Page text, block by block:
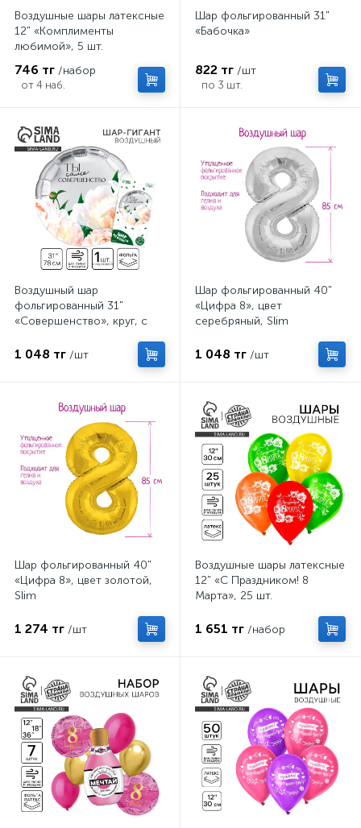
Воздушные шары латексные
12" «Комплименты
любимой», 5 шт.
746 тг /набор
от 4 наб.
Шар фольгированный 31"
«Бабочка»
822 тг /шт
по 3 шт.
Воздушный шар
фольгированный 31"
«Совершенство», круг, с
1 048 тг /шт
Шар фольгированный 40"
«Цифра 8», цвет
серебряный, Slim
1 048 тг /шт
Шар фольгированный 40"
«Цифра 8», цвет золотой,
Slim
1 274 тг /шт
Воздушные шары латексные
12" «С Праздником! 8
Марта», 25 шт.
1 651 тг /набор